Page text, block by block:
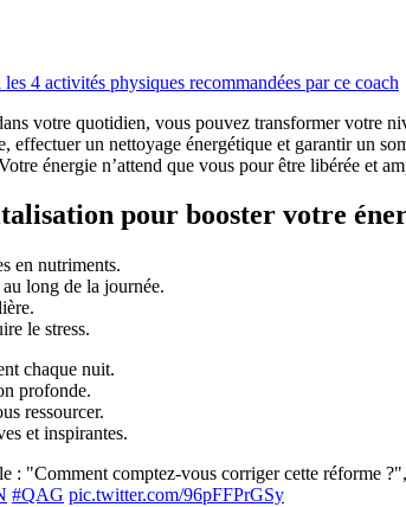
4 activités physiques recommandées par ce coach
votre quotidien, vous pouvez transformer votre
un nettoyage énergétique et garantir un
énergie n’attend que vous pour être libérée et
pour booster votre
en nutriments.
long de la journée.
le stress.
chaque nuit.
profonde.
ressourcer.
et inspirantes.
: "Comment comptez-vous corriger cette réforme
#QAG pic.twitter.com/96pFFPrGSy